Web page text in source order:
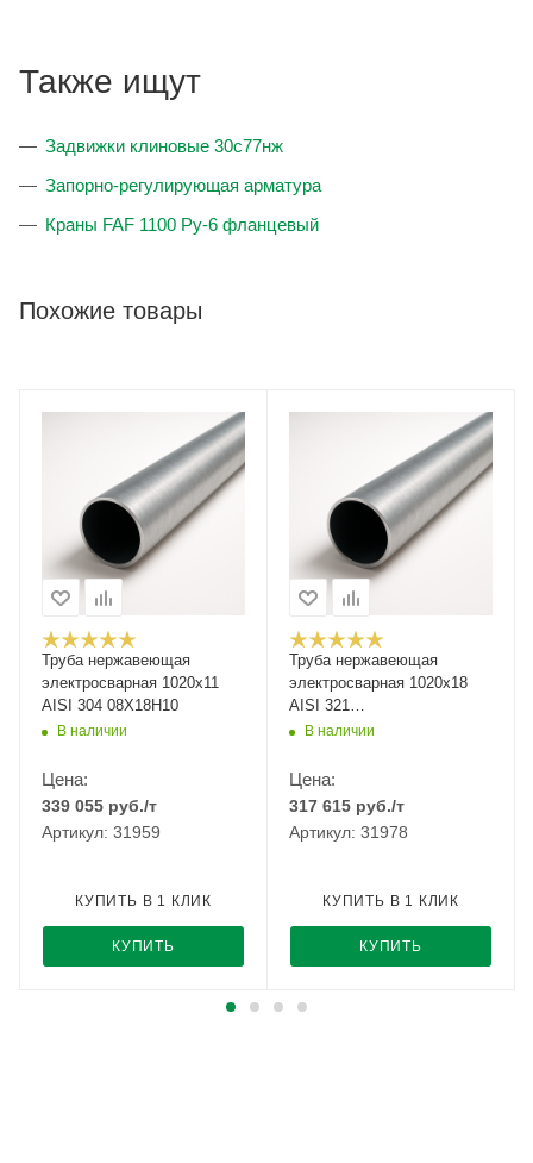
Также ищут
Задвижки клиновые 30с77нж
Запорно-регулирующая арматура
Краны FAF 1100 Ру-6 фланцевый
Похожие товары
Труба нержавеющая
электросварная 1020х11
AISI 304 08Х18Н10
В наличии
Цена:
339 055 руб./т
Артикул: 31959
КУПИТЬ
КУПИТЬ В 1 КЛИК
Труба нержавеющая
электросварная 1020х18
AISI 321
12Х18Н10Т/08Х18Н10Т
В наличии
Цена:
317 615 руб./т
Артикул: 31978
КУПИТЬ
КУПИТЬ В 1 КЛИК